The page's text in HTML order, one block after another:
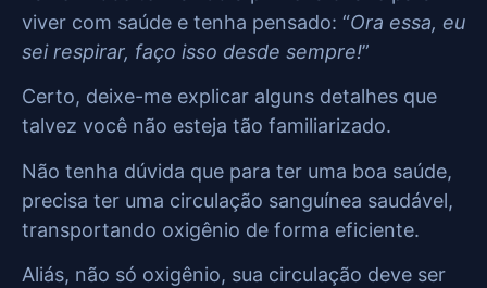
viver com saúde e tenha pensado: “Ora essa, eu
sei respirar, faço isso desde sempre!”
Certo, deixe-me explicar alguns detalhes que
talvez você não esteja tão familiarizado.
Não tenha dúvida que para ter uma boa saúde,
precisa ter uma circulação sanguínea saudável,
transportando oxigênio de forma eficiente.
Aliás, não só oxigênio, sua circulação deve ser